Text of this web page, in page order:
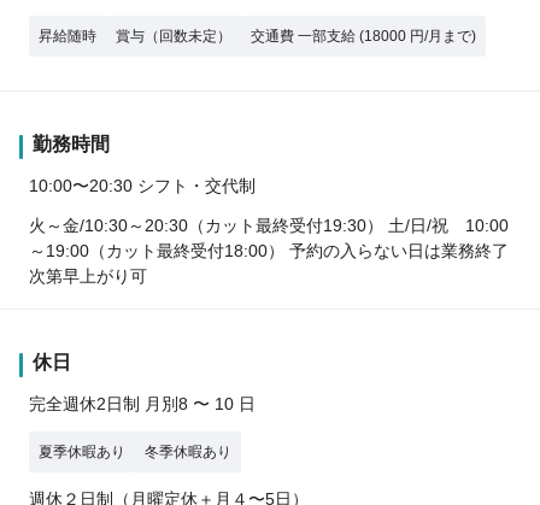
昇給随時 賞与（回数未定） 交通費 一部支給 (18000 円/月まで)
勤務時間
10:00〜20:30 シフト・交代制
火～金/10:30～20:30（カット最終受付19:30） 土/日/祝 10:00
～19:00（カット最終受付18:00） 予約の入らない日は業務終了
次第早上がり可
休日
完全週休2日制 月別8 〜 10 日
夏季休暇あり 冬季休暇あり
週休２日制（月曜定休＋月４〜5日）